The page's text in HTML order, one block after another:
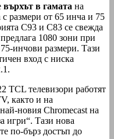
върхът в гамата на
размери от 65 инча и 75
C93 и C83 се свежда
1080 зони при
инчови размери. Тази
вход с ниска
TCL телевизори работят
както и на
новия Chromecast на
игри“. Тази нова
по-бърз достъп до